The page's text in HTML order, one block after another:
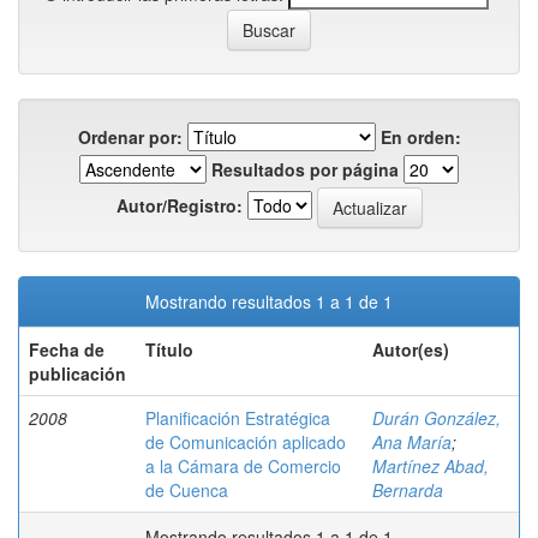
Ordenar por:
En orden:
Resultados por página
Autor/Registro:
Mostrando resultados 1 a 1 de 1
Fecha de
publicación
Título Autor(es)
2008
Planificación Estratégica
de Comunicación aplicado
a la Cámara de Comercio
de Cuenca
Durán González,
Ana María;
Martínez Abad,
Bernarda